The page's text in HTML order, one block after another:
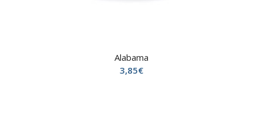
Alabama
3,85€